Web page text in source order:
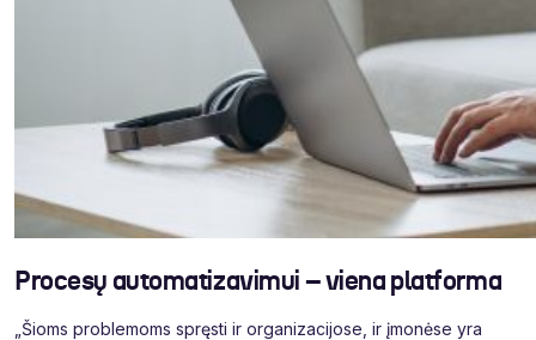
Procesų automatizavimui – viena platforma
„Šioms problemoms spręsti ir organizacijose, ir įmonėse yra